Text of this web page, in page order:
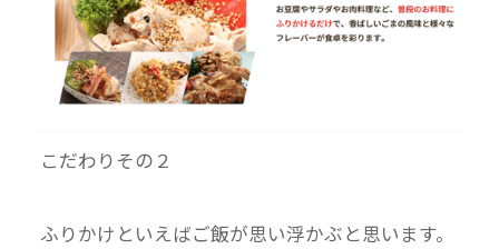
こだわりその２
ふりかけといえばご飯が思い浮かぶと思います。